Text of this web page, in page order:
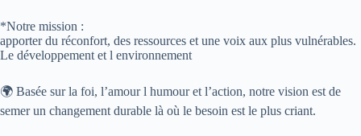
*Notre mission :
apporter du réconfort, des ressources et une voix aux plus vulnérables.
Le développement et l environnement
🌍 Basée sur la foi, l’amour l humour et l’action, notre vision est de
semer un changement durable là où le besoin est le plus criant.